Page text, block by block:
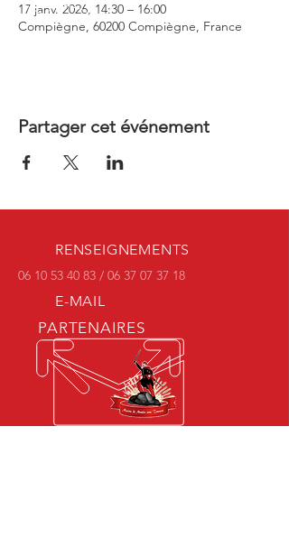
17 janv. 2026, 14:30 – 16:00
Compiègne, 60200 Compiègne, France
Partager cet événement
RENSEIGNEMENTS
06 10 53 40 83 / 06 37 07 37 18
E-MAIL
PARTENAIRES